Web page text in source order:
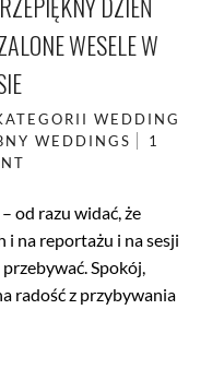
WESELE W
WEDDING
WEDDINGS
1
od razu widać, że
i na reportażu i na sesji
Spokój,
radość z przybywania